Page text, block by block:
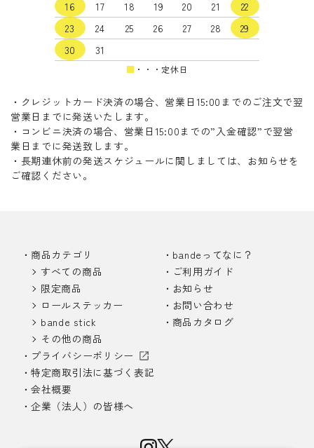
16
17 18 19 20 21
22
23
24 25 26 27 28
29
30
31
■ ・・・定休日
・クレジットカード決済の場合、営業日15:00までのご注文で翌
営業日までに発送いたします。
・コンビニ決済の場合、営業日15:00までの”入金確認”で翌営
業日までに発送致します。
・長期連休前の発送スケジュールに関しましては、お知らせを
ご確認ください。
商品カテゴリ
すべての商品
限定商品
ロールステッカー
bande stick
その他の商品
bandeってなに？
ご利用ガイド
お知らせ
お問い合わせ
商品カタログ
プライバシーポリシー
特定商取引法に基づく表記
会社概要
企業（法人）の皆様へ